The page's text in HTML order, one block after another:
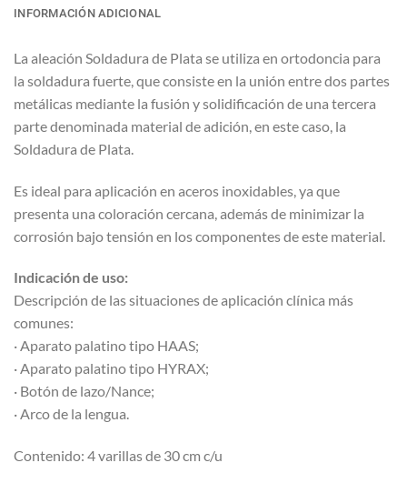
INFORMACIÓN ADICIONAL
La aleación Soldadura de Plata se utiliza en ortodoncia para
la soldadura fuerte, que consiste en la unión entre dos partes
metálicas mediante la fusión y solidificación de una tercera
parte denominada material de adición, en este caso, la
Soldadura de Plata.
Es ideal para aplicación en aceros inoxidables, ya que
presenta una coloración cercana, además de minimizar la
corrosión bajo tensión en los componentes de este material.
Indicación de uso:
Descripción de las situaciones de aplicación clínica más
comunes:
· Aparato palatino tipo HAAS;
· Aparato palatino tipo HYRAX;
· Botón de lazo/Nance;
· Arco de la lengua.
Contenido: 4 varillas de 30 cm c/u